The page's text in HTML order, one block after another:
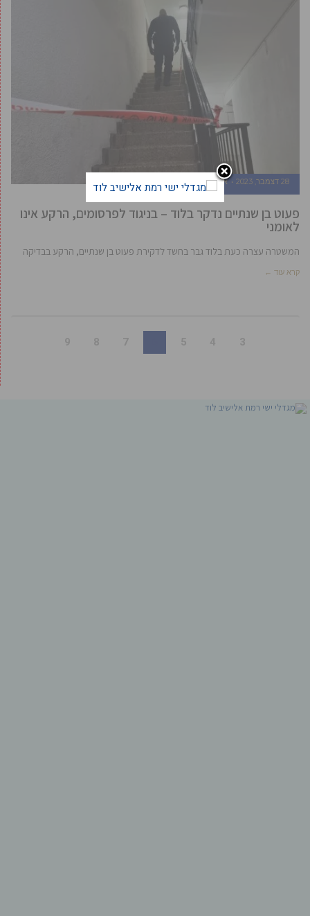
28 דצמבר, 2023 אביעד ברטוב
פעוט בן שנתיים נדקר בלוד – בניגוד לפרסומים, הרקע אינו
לאומני
המשטרה עצרה כעת בלוד גבר בחשד לדקירת פעוט בן שנתיים, הרקע בבדיקה
קרא עוד ←
3
4
5
7
8
9